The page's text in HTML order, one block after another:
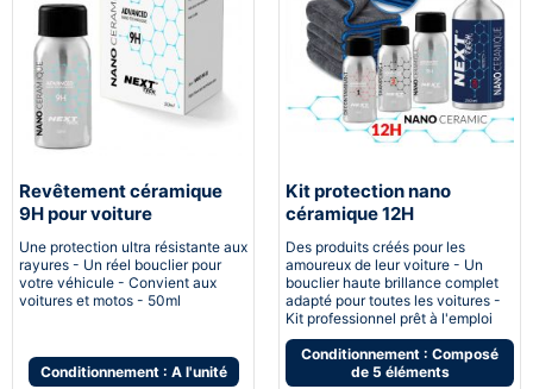
Revêtement céramique
9H pour voiture
Une protection ultra résistante aux
rayures - Un réel bouclier pour
votre véhicule - Convient aux
voitures et motos - 50ml
Conditionnement : A l'unité
Kit protection nano
céramique 12H
Des produits créés pour les
amoureux de leur voiture - Un
bouclier haute brillance complet
adapté pour toutes les voitures -
Kit professionnel prêt à l'emploi
Conditionnement : Composé
de 5 éléments